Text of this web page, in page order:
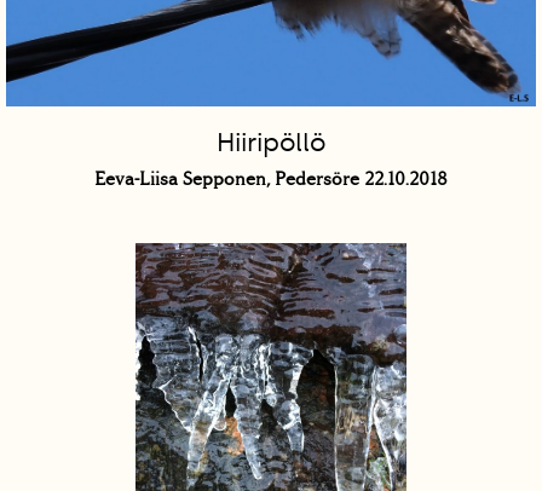
Hiiripöllö
Eeva-Liisa Sepponen, Pedersöre 22.10.2018